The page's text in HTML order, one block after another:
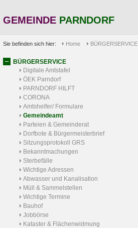
GEMEINDE PARNDORF
Sie befinden sich hier: Home BÜRGERSERVICE
BÜRGERSERVICE
Digitale Amtstafel
ÖEK Parndorf
PARNDORF HILFT
CORONA
Amtshelfer/ Formulare
Gemeindeamt
Parteien & Gemeinderat
Dorfbote & Bürgermeisterbrief
Sitzungsprotokoll GRS
Bekanntmachungen
Sterbefälle
Wichtige Adressen
Abwasser und Kanalisation
Müll & Sammelstellen
Wichtige Termine
Bauhof
Jobbörse
Kataster & Flächenwidmung